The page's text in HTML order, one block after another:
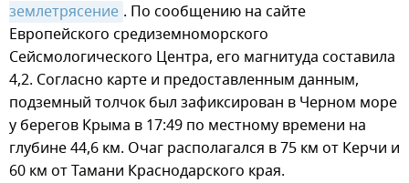
землетрясение . По сообщению на сайте
Европейского средиземноморского
Сейсмологического Центра, его магнитуда составила
4,2. Согласно карте и предоставленным данным,
подземный толчок был зафиксирован в Черном море
у берегов Крыма в 17:49 по местному времени на
глубине 44,6 км. Очаг располагался в 75 км от Керчи и
60 км от Тамани Краснодарского края.